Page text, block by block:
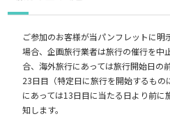
ご参加のお客様が当パンフレットに
場合、企画旅行業者は旅行の催行を中
合、海外旅行にあっては旅行開始日の
23日目（特定日に旅行を開始するも
にあっては13日目に当たる日より前に
知します。